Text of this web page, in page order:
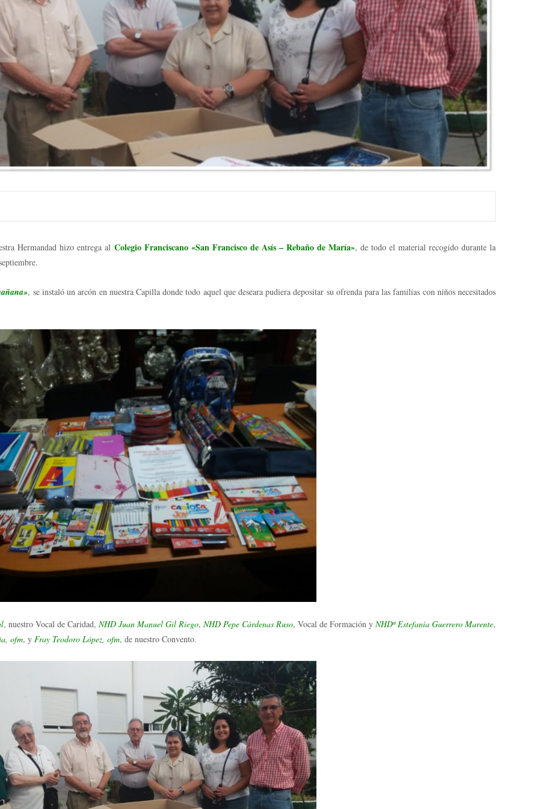
Hermandad hizo entrega al Colegio Franciscano «San Francisco de Asís – Rebaño de María», de todo el material recogido durante la
, se instaló un arcón en nuestra Capilla donde todo aquel que deseara pudiera depositar su ofrenda para las familias con niños necesitados
, nuestro Vocal de Caridad, NHD Juan Manuel Gil Riego, NHD Pepe Cárdenas Ruso, Vocal de Formación y NHDª Estefanía Guerrero Marente,
ofm, y Fray Teodoro López, ofm, de nuestro Convento.